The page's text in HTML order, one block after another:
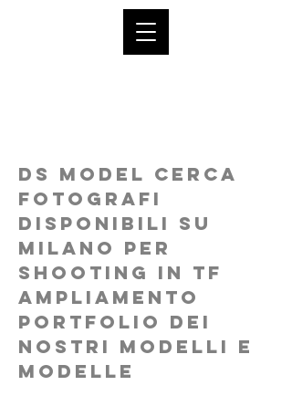
DS Model cerca
fotografi
disponibili su
Milano per
shooting in TF
ampliamento
portfolio dei
nostri modelli e
modelle